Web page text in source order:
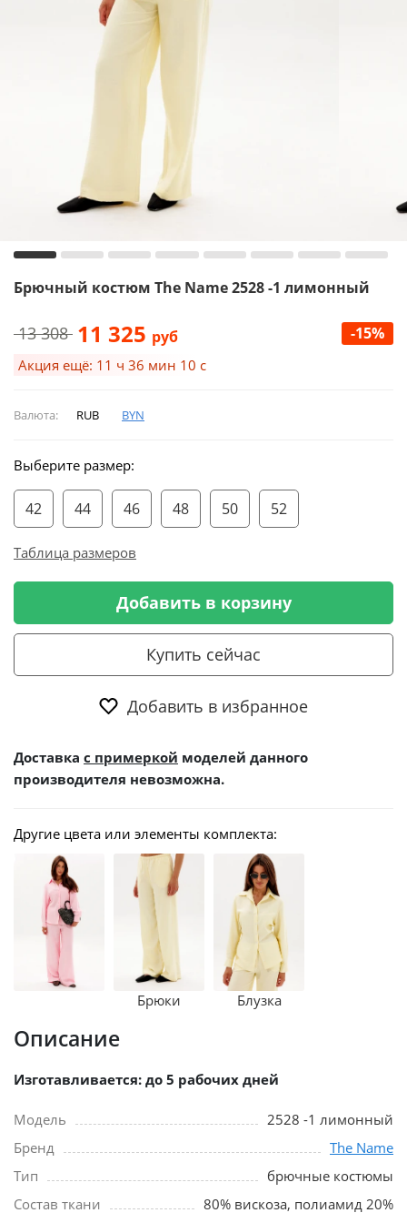
Брючный костюм The Name 2528 -1 лимонный
13 308 11 325 руб -15%
Акция ещё: 11 ч 36 мин 10 с
Валюта: RUB BYN
Выберите размер:
42 44 46 48 50 52
Таблица размеров
Добавить в корзину
Купить сейчас
Добавить в избранное
Доставка с примеркой моделей данного
производителя невозможна.
Другие цвета или элементы комплекта:
Брюки Блузка
Описание
Изготавливается: до 5 рабочих дней
Модель
2528 -1 лимонный
Бренд
The Name
Тип
брючные костюмы
Состав ткани
80% вискоза, полиамид 20%